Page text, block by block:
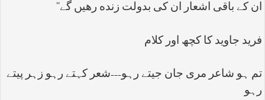
ان کے باقی اشعار ان کی بدولت زنده رھیں گے‘‘
فرید جاوید کا کچھ اور کلام
تم ہو شاعر مری جان جیتے رہو---شعر کہتے رہو زہر پیتے
رہو